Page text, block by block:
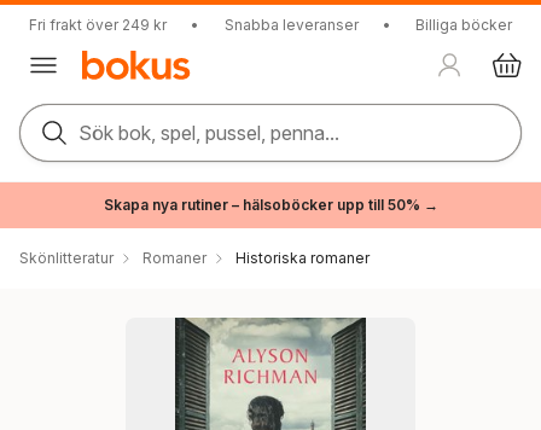
Fri frakt över 249 kr • Snabba leveranser • Billiga böcker
Sök bok, spel, pussel, penna...
Skapa nya rutiner – hälsoböcker upp till 50% →
Skönlitteratur Romaner Historiska romaner